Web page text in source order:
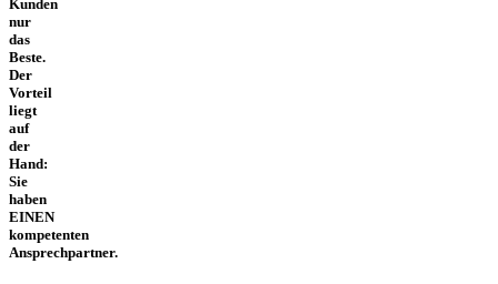
Kunden
nur
das
Beste.
Der
Vorteil
liegt
auf
der
Hand:
Sie
haben
EINEN
kompetenten
Ansprechpartner.